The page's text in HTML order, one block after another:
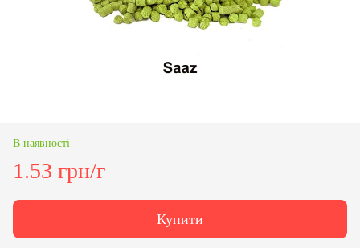
В наявності
1.53 грн/г
Купити